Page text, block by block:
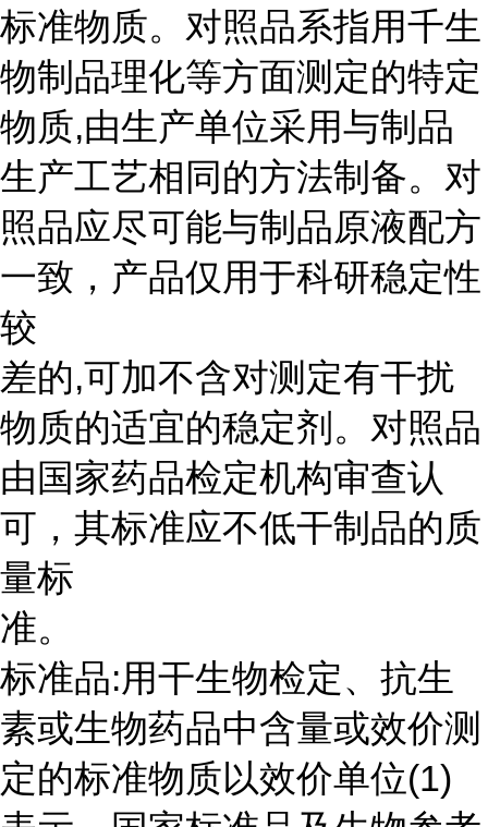
标准物质。对照品系指用千生
物制品理化等方面测定的特定
物质,由生产单位采用与制品
生产工艺相同的方法制备。对
照品应尽可能与制品原液配方
一致，产品仅用于科研稳定性
较
差的,可加不含对测定有干扰
物质的适宜的稳定剂。对照品
由国家药品检定机构审查认
可，其标准应不低干制品的质
量标
准。
标准品:用干生物检定、抗生
素或生物药品中含量或效价测
定的标准物质以效价单位(1)